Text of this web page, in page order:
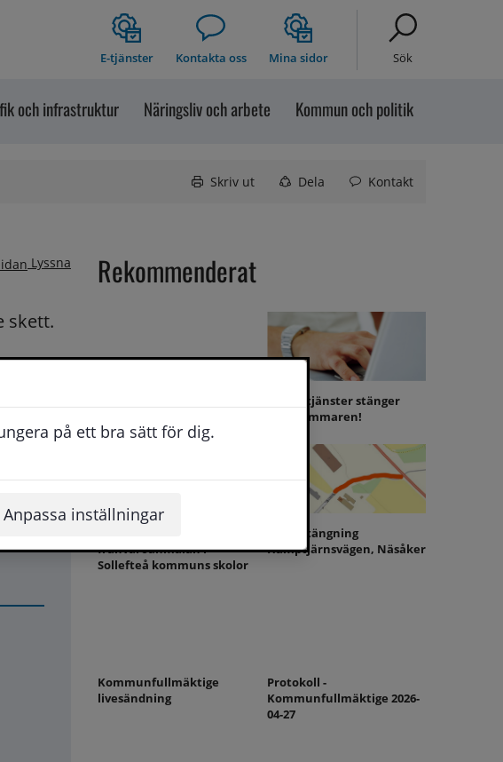
på ett bra sätt för dig.
Anpassa inställningar
E-tjänster Kontakta oss Mina sidor Sök
och infrastruktur Näringsliv och arbete Kommun och politik
Skriv ut Dela Kontakt
Lyssna
skett.
Rekommenderat
Våra E-tjänster stänger
över sommaren!
frånvaroanmälan i
Sollefteå kommuns skolor
Vägavstängning
Hamptjärnsvägen, Näsåker
Kommunfullmäktige
livesändning
Protokoll -
Kommunfullmäktige 2026-
04-27